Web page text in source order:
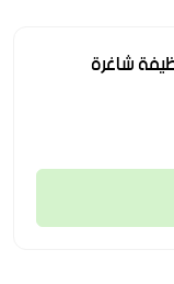
عن بعد | 31 وظيفة شاغرة